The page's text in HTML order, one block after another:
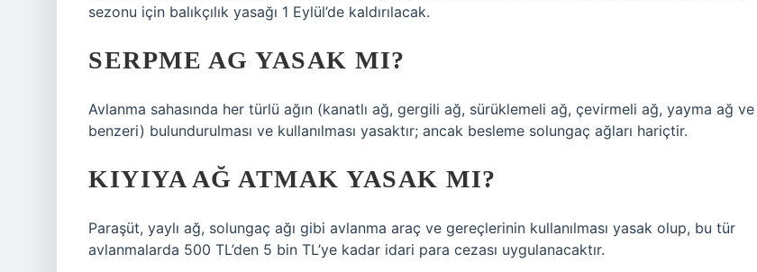
sezonu için balıkçılık yasağı 1 Eylül’de kaldırılacak.
SERPME AG YASAK MI?
Avlanma sahasında her türlü ağın (kanatlı ağ, gergili ağ, sürüklemeli ağ, çevirmeli ağ, yayma ağ ve
benzeri) bulundurulması ve kullanılması yasaktır; ancak besleme solungaç ağları hariçtir.
KIYIYA AĞ ATMAK YASAK MI?
Paraşüt, yaylı ağ, solungaç ağı gibi avlanma araç ve gereçlerinin kullanılması yasak olup, bu tür
avlanmalarda 500 TL’den 5 bin TL’ye kadar idari para cezası uygulanacaktır.